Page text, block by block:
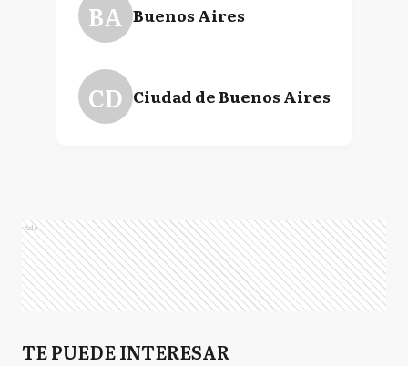
BA Buenos Aires
CD Ciudad de Buenos Aires
Ads
TE PUEDE INTERESAR